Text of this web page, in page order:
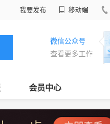
我要发布 移动端
微信公众号
查看更多工作
会员中心